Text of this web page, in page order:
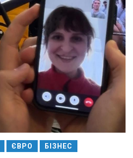
ЄВРО БІЗНЕС